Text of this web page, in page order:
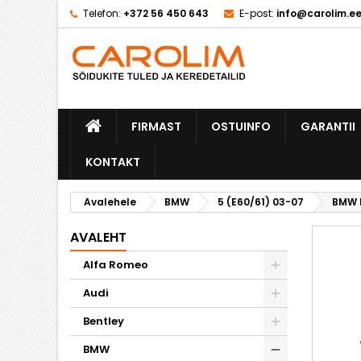
Telefon: +372 56 450 643 E-post: info@carolim.ee
FIRMAST OSTUINFO GARANTII
KONTAKT
Avalehele BMW 5 (E60/61) 03-07
AVALEHT
Alfa Romeo
Audi
Bentley
BMW